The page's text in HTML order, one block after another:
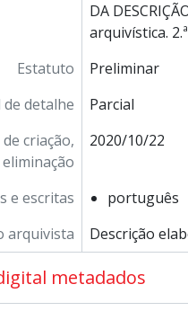
DA
arquivística.
Estatuto
Preliminar
de detalhe
Parcial
criação,
2020/10/22
e escritas
português
arquivista
Descrição
metadados